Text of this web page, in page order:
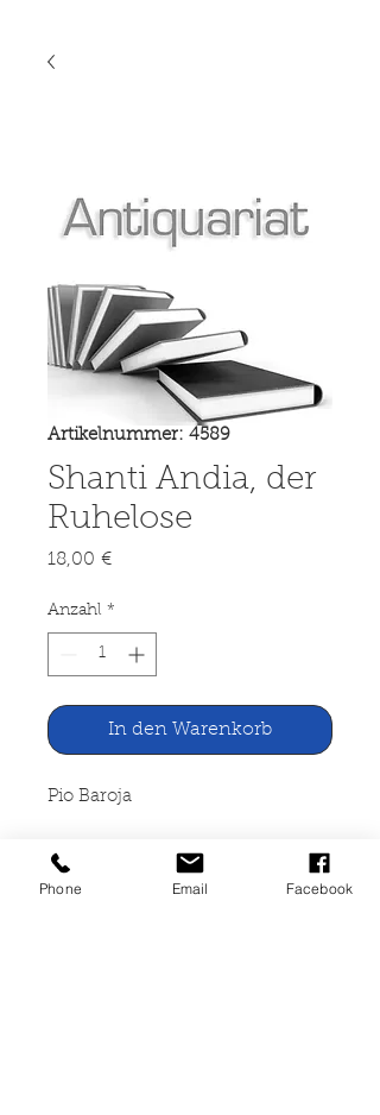
Artikelnummer: 4589
Shanti Andia, der
Ruhelose
18,00 €Preis
Anzahl *
In den Warenkorb
Pio Baroja
Shanti Andia, der Ruhelose
Phone Email Facebook